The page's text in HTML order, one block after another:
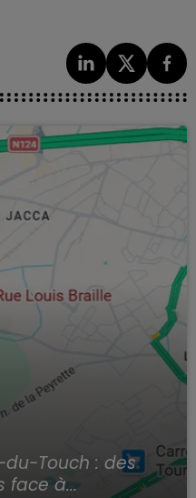
Touch : des
face à...